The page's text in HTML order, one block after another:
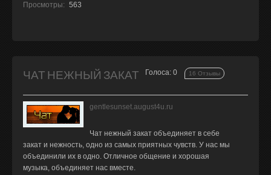
Просмотры: 563
ЧАТ НЕЖНЫЙ ЗАКАТ Голоса: 0 16 Отзывы
gentlesunset.august4u.ru
Чат нежный закат объединяет в себе
закат и нежность, одно из самых приятных чувств. У нас мы
объединили их в одно. Отличное общение и хорошая
музыка, объединяет нас вместе.